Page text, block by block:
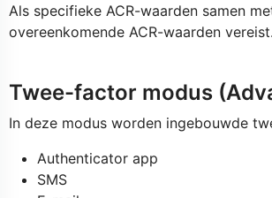
Als specifieke ACR-waarden samen
overeenkomende ACR-waarden vereist.
Twee-factor modus
In deze modus worden ingebouwde
Authenticator app
SMS